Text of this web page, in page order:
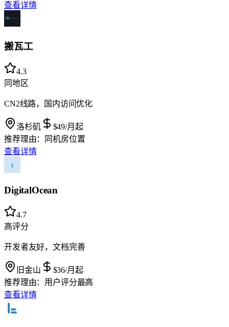
查看详情
搬瓦工
4.3
同地区
CN2线路，国内访问优化
洛杉矶 $49/月起
推荐理由：
同机房位置
查看详情
DigitalOcean
4.7
高评分
开发者友好，文档完善
旧金山 $36/月起
推荐理由： 用户评分最高
查看详情